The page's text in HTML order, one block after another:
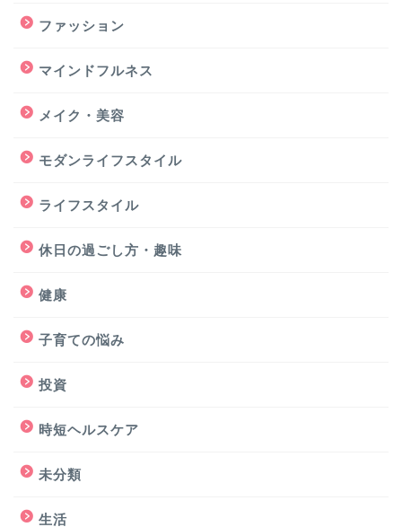
ファッション
マインドフルネス
メイク・美容
モダンライフスタイル
ライフスタイル
休日の過ごし方・趣味
健康
子育ての悩み
投資
時短ヘルスケア
未分類
生活